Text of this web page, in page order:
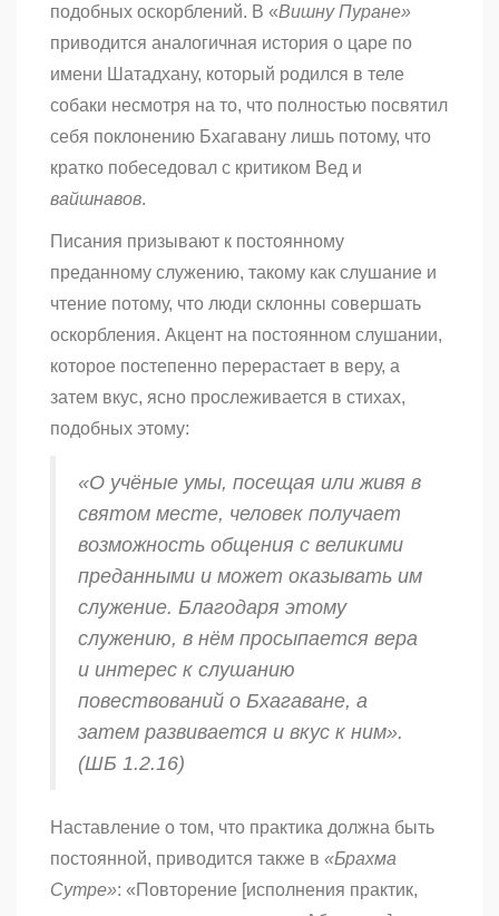
подобных оскорблений. В «Вишну Пуране»
приводится аналогичная история о царе по
имени Шатадхану, который родился в теле
собаки несмотря на то, что полностью посвятил
себя поклонению Бхагавану лишь потому, что
кратко побеседовал с критиком Вед и
вайшнавов.
Писания призывают к постоянному
преданному служению, такому как слушание и
чтение потому, что люди склонны совершать
оскорбления. Акцент на постоянном слушании,
которое постепенно перерастает в веру, а
затем вкус, ясно прослеживается в стихах,
подобных этому:
«О учёные умы, посещая или живя в
святом месте, человек получает
возможность общения с великими
преданными и может оказывать им
служение. Благодаря этому
служению, в нём просыпается вера
и интерес к слушанию
повествований о Бхагаване, а
затем развивается и вкус к ним».
(ШБ 1.2.16)
Наставление о том, что практика должна быть
постоянной, приводится также в «Брахма
Сутре»: «Повторение [исполнения практик,